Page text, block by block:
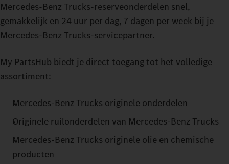
Mercedes-Benz Trucks-reserveonderdelen snel,
gemakkelijk en 24 uur per dag, 7 dagen per week bij je
Mercedes-Benz Trucks-servicepartner.
My PartsHub biedt je direct toegang tot het volledige
assortiment:
Mercedes‑Benz Trucks originele onderdelen
Originele ruilonderdelen van Mercedes‑Benz Trucks
Mercedes‑Benz Trucks originele olie en chemische
producten